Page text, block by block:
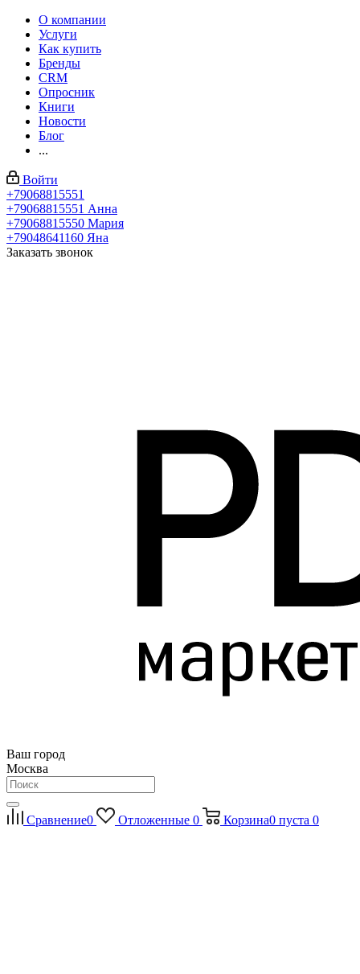
О компании
Услуги
Как купить
Бренды
CRM
Опросник
Книги
Новости
Блог
...
Войти
+79068815551
+79068815551 Анна
+79068815550 Мария
+79048641160 Яна
Заказать звонок
Ваш город
Москва
Сравнение0 Отложенные 0 Корзина0 пуста 0